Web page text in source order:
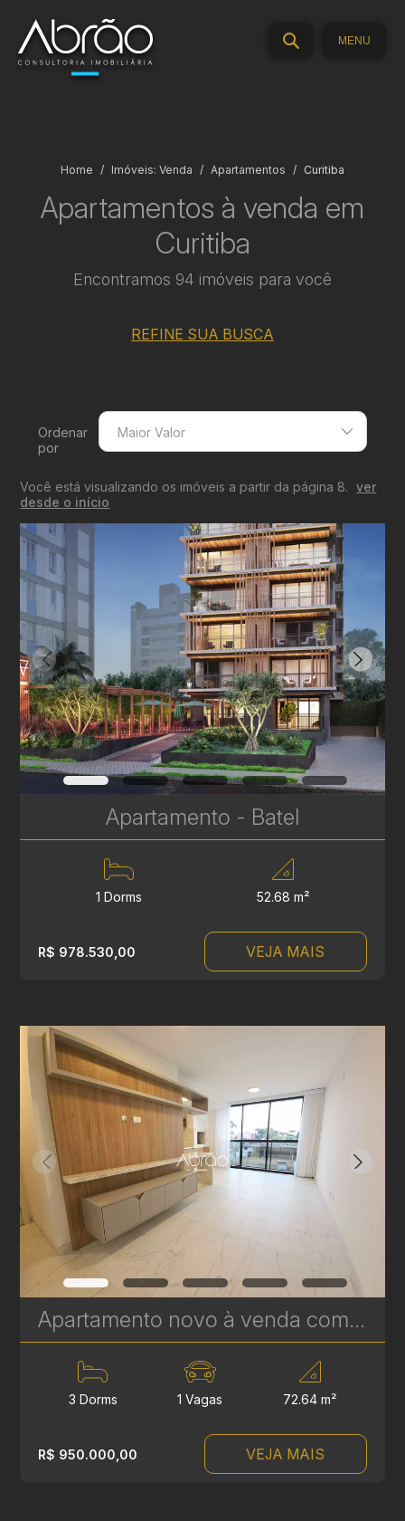
MENU
Home Imóveis: Venda Apartamentos Curitiba
Apartamentos à venda em
Curitiba
Encontramos 94 imóveis para você
REFINE SUA BUSCA
Ordenar
por
Maior Valor
Maior Valor
Menor Área
Maior Área
Recentes
Você está visualizando os imóveis a partir da página 8.
ver
desde o início
Apartamento - Batel
1 Dorms 52.68 m²
R$ 978.530,00 VEJA MAIS
Apartamento novo à venda com 3 Quartos no Campina do Siqueira - 72 m² | Ref. 515
3 Dorms 1 Vagas 72.64 m²
R$ 950.000,00 VEJA MAIS